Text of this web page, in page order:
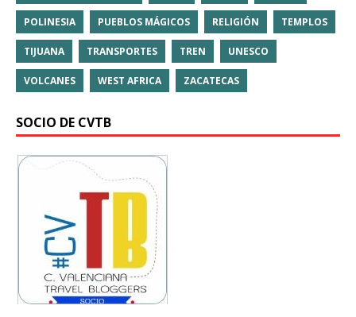
POLINESIA PUEBLOS MÁGICOS RELIGIÓN TEMPLOS
TIJUANA TRANSPORTES TREN UNESCO
VOLCANES WEST AFRICA ZACATECAS
SOCIO DE CVTB